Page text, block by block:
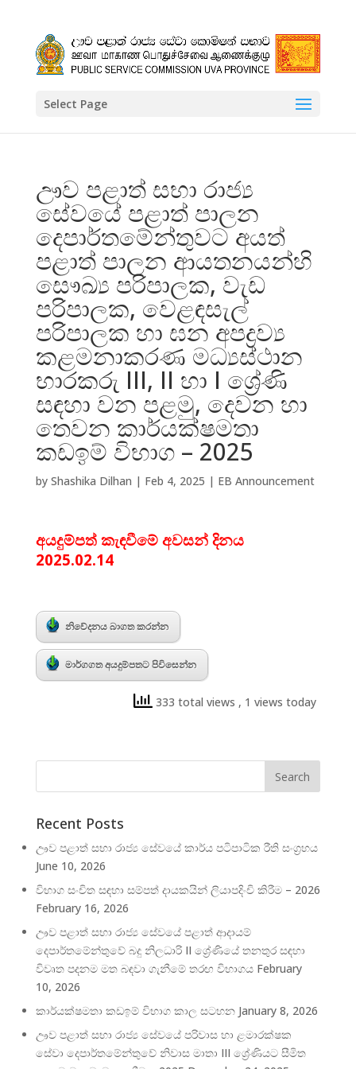
Select Page
ඌව පළාත් සභා රාජ්‍ය
සේවයේ පළාත් පාලන
දෙපාර්තමේන්තුවට අයත්
පළාත් පාලන ආයතනයන්හි
සෞඛ්‍ය පරිපාලක, වැඩ
පරිපාලක, වෙළඳසැල්
පරිපාලක හා ඝන අපද්‍රව්‍ය
කළමනාකරණ මධ්‍යස්ථාන
භාරකරු III, II හා I ශ්‍රේණි
සඳහා වන පළමු, දෙවන හා
තෙවන කාර්යක්ෂමතා
කඩඉම් විභාග – 2025
by Shashika Dilhan | Feb 4, 2025 | EB Announcement
අයදුම්පත් කැඳවීමේ අවසන් දිනය
2025.02.14
නිවේදනය බාගත කරන්න
මාර්ගගත අයදුම්පතට පිවිසෙන්න
333 total views , 1 views today
Recent Posts
ඌව පළාත් සභා රාජ්‍ය සේවයේ කාර්ය පටිපාටික රීති සංග්‍රහය
June 10, 2026
විභාග සංචිත සඳහා සම්පත් දායකයින් ලියාපදිංචි කිරීම – 2026
February 16, 2026
ඌව පළාත් සභා රාජ්‍ය ‍සේවයේ පළාත් ආදායම්
දෙපාර්තමේන්තුවේ බදු නිලධාරි II ශ්‍රේණියේ තනතුර සඳහා
විවෘත පදනම මත බඳවා ගැනීමේ තරඟ විභාගය February
10, 2026
කාර්යක්ෂමතා කඩඉම් විභාග කාල සටහන January 8, 2026
ඌව පළාත් සභා රාජ්‍ය සේවයේ පරිවාස හා ළමාරක්ෂක
සේවා දෙපාර්තමේන්තුවේ නිවාස මාතා III ශ්‍රේණියට සීමිත